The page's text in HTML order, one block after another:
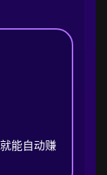
能自动赚